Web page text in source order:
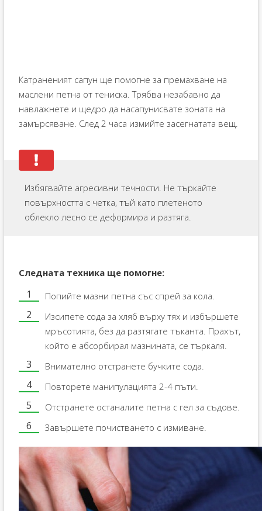
Катраненият сапун ще помогне за премахване на
маслени петна от тениска. Трябва незабавно да
навлажнете и щедро да насапунисвате зоната на
замърсяване. След 2 часа измийте засегнатата вещ.
Избягвайте агресивни течности. Не търкайте
повърхността с четка, тъй като плетеното
облекло лесно се деформира и разтяга.
Следната техника ще помогне:
Попийте мазни петна със спрей за кола.
Изсипете сода за хляб върху тях и избършете
мръсотията, без да разтягате тъканта. Прахът,
който е абсорбирал мазнината, се търкаля.
Внимателно отстранете бучките сода.
Повторете манипулацията 2-4 пъти.
Отстранете останалите петна с гел за съдове.
Завършете почистването с измиване.